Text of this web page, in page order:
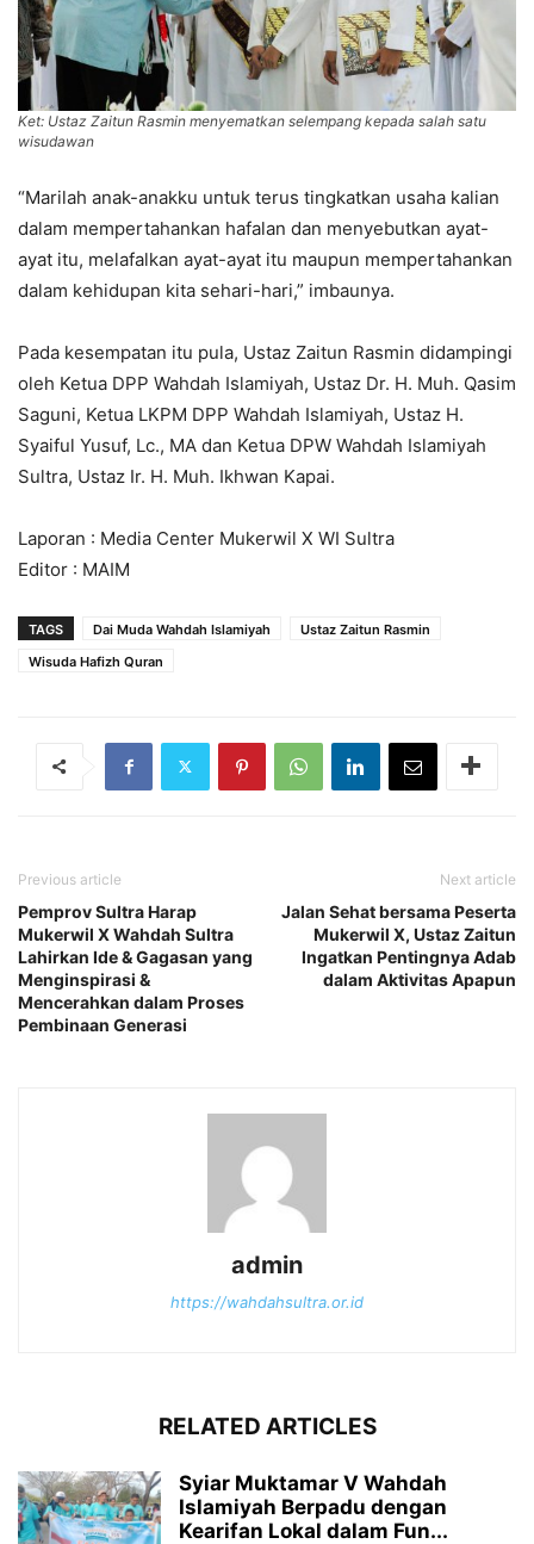
Ket: Ustaz Zaitun Rasmin menyematkan selempang kepada salah satu
wisudawan
“Marilah anak-anakku untuk terus tingkatkan usaha kalian
dalam mempertahankan hafalan dan menyebutkan ayat-
ayat itu, melafalkan ayat-ayat itu maupun mempertahankan
dalam kehidupan kita sehari-hari,” imbaunya.
Pada kesempatan itu pula, Ustaz Zaitun Rasmin didampingi
oleh Ketua DPP Wahdah Islamiyah, Ustaz Dr. H. Muh. Qasim
Saguni, Ketua LKPM DPP Wahdah Islamiyah, Ustaz H.
Syaiful Yusuf, Lc., MA dan Ketua DPW Wahdah Islamiyah
Sultra, Ustaz Ir. H. Muh. Ikhwan Kapai.
Laporan : Media Center Mukerwil X WI Sultra
Editor : MAIM
TAGS Dai Muda Wahdah Islamiyah
Ustaz Zaitun Rasmin
Wisuda Hafizh Quran
Previous article
Pemprov Sultra Harap
Mukerwil X Wahdah Sultra
Lahirkan Ide & Gagasan yang
Menginspirasi &
Mencerahkan dalam Proses
Pembinaan Generasi
Next article
Jalan Sehat bersama Peserta
Mukerwil X, Ustaz Zaitun
Ingatkan Pentingnya Adab
dalam Aktivitas Apapun
admin
https://wahdahsultra.or.id
RELATED ARTICLES
Syiar Muktamar V Wahdah
Islamiyah Berpadu dengan
Kearifan Lokal dalam Fun...